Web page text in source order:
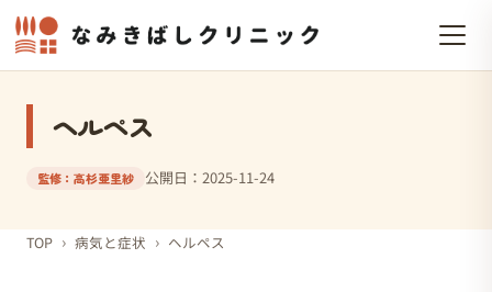
ヘルペス
監修：高杉亜里紗 公開日：2025-11-24
TOP › 病気と症状 › ヘルペス